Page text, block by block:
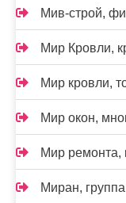
Мив-строй,
Мир Кровли,
Мир кровли,
Мир окон,
Мир ремонта,
Миран,